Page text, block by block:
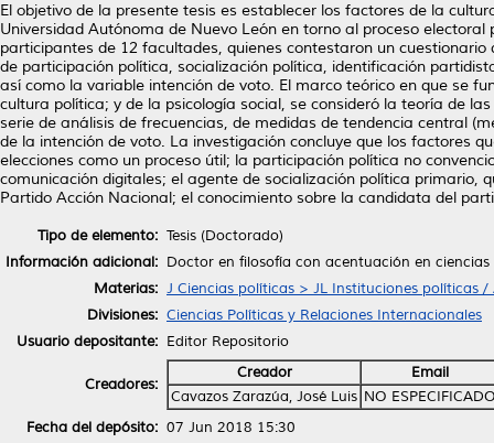
El objetivo de la presente tesis es establecer los factores de la
Universidad Autónoma de Nuevo León en torno al proceso
participantes de 12 facultades, quienes contestaron un
de participación política, socialización política, identificación
así como la variable intención de voto. El marco teórico en que se
cultura política; y de la psicología social, se consideró la teoría de
serie de análisis de frecuencias, de medidas de tendencia central
de la intención de voto. La investigación concluye que los factores
elecciones como un proceso útil; la participación política no
comunicación digitales; el agente de socialización política primario,
Partido Acción Nacional; el conocimiento sobre la candidata del
Tipo de elemento: Tesis (Doctorado)
Información adicional: Doctor en filosofía con acentuación en ciencias
Materias: J Ciencias políticas > JL Instituciones políticas
Divisiones: Ciencias Políticas y Relaciones Internacionales
Usuario depositante: Editor Repositorio
Creadores:
Creador
Email
Cavazos Zarazúa, José Luis NO
Fecha del depósito: 07 Jun 2018 15:30